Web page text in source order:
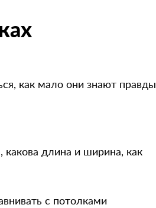
8 (964) 764-**-*8
849556***72
как мало они знают правды
какова длина и ширина, как
с потолками